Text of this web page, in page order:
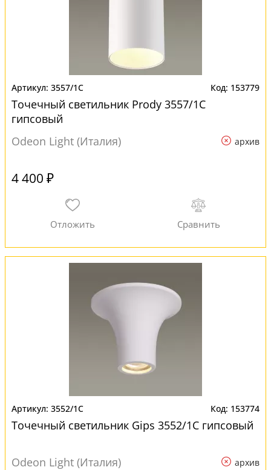
3557/1C 153779
Точечный светильник Prody 3557/1C
гипсовый
Odeon Light (Италия)
архив
4 400 ₽
3552/1C 153774
Точечный светильник Gips 3552/1C гипсовый
Odeon Light (Италия) архив